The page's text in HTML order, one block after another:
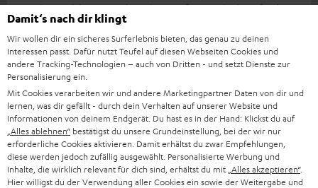
macht Musik hören wieder richtig Spaß wir sind sehr zufrieden.
Es werden mit Si
Komplette Bewertung lesen
Rene T.
10 / 116
automatisiert übersetzt durch
DeepL
MEHR ANZEIGEN
Damit‘s nach dir klingt
Wir wollen dir ein sicheres Surferlebnis bieten, das genau zu deinen
Interessen passt. Dafür nutzt Teufel auf diesen Webseiten Cookies und
andere Tracking-Technologien – auch von Dritten - und setzt Dienste zur
Personalisierung ein.
Mit Cookies verarbeiten wir und andere Marketingpartner Daten von dir und
lernen, was dir gefällt - durch dein Verhalten auf unserer Website und
Informationen von deinem Endgerät. Du hast es in der Hand: Klickst du auf
„Alles ablehnen“ bestätigst du unsere Grundeinstellung, bei der wir nur
erforderliche Cookies aktivieren. Damit erhältst du zwar Empfehlungen,
diese werden jedoch zufällig ausgewählt. Personalisierte Werbung und
Inhalte, die wirklich relevant für dich sind, erhältst du mit „Alles akzeptieren“.
Hier willigst du der Verwendung aller Cookies ein sowie der Weitergabe und